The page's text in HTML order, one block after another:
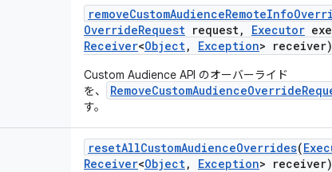
removeCustomAudienceRemoteInfo
OverrideRequest request, Executor
Receiver<Object, Exception> receiver)
Custom Audience API のオーバーライド
を、
す。
resetAllCustomAudienceOverrides(
Receiver<Object, Exception> receiver)